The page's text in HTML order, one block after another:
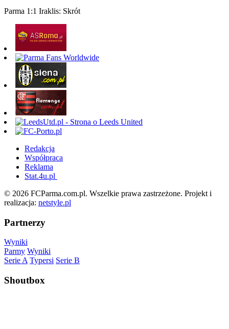
Parma 1:1 Iraklis: Skrót
Redakcja
Współpraca
Reklama
Stat.4u.pl
© 2026 FCParma.com.pl. Wszelkie prawa zastrzeżone. Projekt i
realizacja: netstyle.pl
Partnerzy
Wyniki
Parmy Wyniki
Serie A Typersi Serie B
Shoutbox